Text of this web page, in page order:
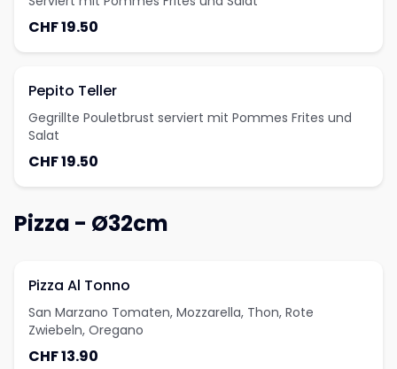
CHF 19.50
Pepito Teller
Gegrillte Pouletbrust serviert mit Pommes Frites und
Salat
CHF 19.50
Pizza - Ø32cm
Pizza Al Tonno
San Marzano Tomaten, Mozzarella, Thon, Rote
Zwiebeln, Oregano
CHF 13.90